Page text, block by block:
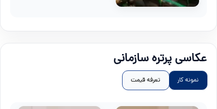
عکاسی پرتره سازمانی
نمونه کار تعرفه قیمت